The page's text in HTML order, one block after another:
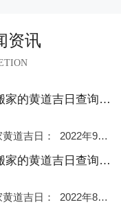
资讯
依兰县2022年9月份搬家的黄道吉日查询大全一览表哪天适合搬家好日子
依兰县2022年9月份搬家黄道吉日： 2022年9月6日 「星期二」 农历八月十一2022年9月12日 「星期一」 农历八月十七2022年9月16日 「星期五」 农历八月廿一2022年9月2
依兰县2022年8月份搬家的黄道吉日查询大全一览表哪天适合搬家好日子
依兰县2022年8月份搬家黄道吉日： 2022年8月2日 「星期二」 农历七月初五2022年8月6日 「星期六」 农历七月初九2022年8月8日 「星期一」 农历七月十一2022年8月10日 「